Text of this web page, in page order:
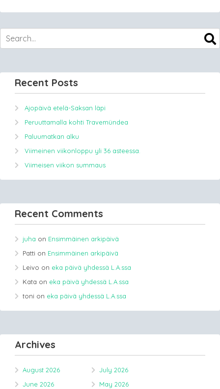
Recent Posts
Ajopäivä etelä-Saksan läpi
Peruuttamalla kohti Travemündea
Paluumatkan alku
Viimeinen viikonloppu yli 36 asteessa.
Viimeisen viikon summaus
Recent Comments
juha on Ensimmäinen arkipäivä
Patti on Ensimmäinen arkipäivä
Leivo on eka päivä yhdessä L.A.ssa
Kata on eka päivä yhdessä L.A.ssa
toni on eka päivä yhdessä L.A.ssa
Archives
August 2026
July 2026
June 2026
May 2026